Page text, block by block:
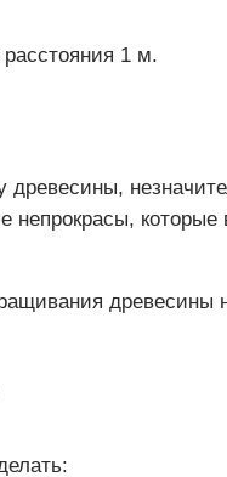
1 м.
древесины,
древесины